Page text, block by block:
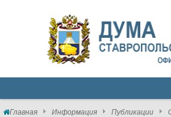
Главная Информация Публикации